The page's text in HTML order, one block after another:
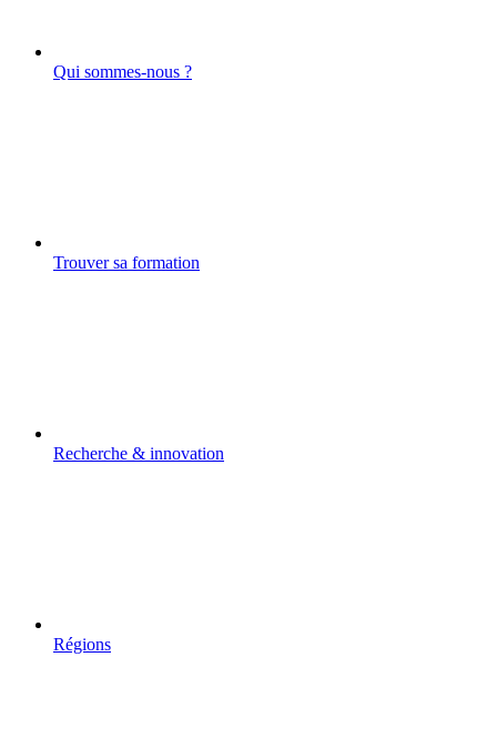
Qui sommes-nous ?
Trouver sa formation
Recherche & innovation
Régions